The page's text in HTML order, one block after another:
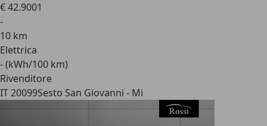
€ 42.9001
-
10 km
Elettrica
- (kWh/100 km)
Rivenditore
IT 20099Sesto San Giovanni - Mi